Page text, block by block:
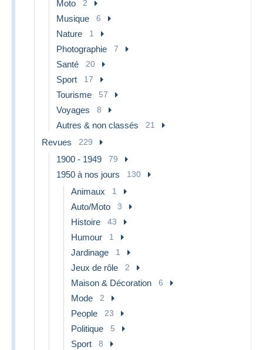
Moto 2
Musique 6
Nature 1
Photographie 7
Santé 20
Sport 17
Tourisme 57
Voyages 8
Autres & non classés 21
Revues 229
1900 - 1949 79
1950 à nos jours 130
Animaux 1
Auto/Moto 3
Histoire 43
Humour 1
Jardinage 1
Jeux de rôle 2
Maison & Décoration 6
Mode 2
People 23
Politique 5
Sport 8